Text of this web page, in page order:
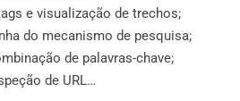
e visualização de trechos;
do mecanismo de pesquisa;
de palavras-chave;
de URL…